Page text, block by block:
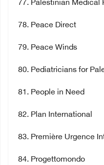
77. Palestinian Medical
78. Peace Direct
79. Peace Winds
80. Pediatricians for
81 . People in Need
82. Plan International
83. Première Urgence
84. Progettomondo